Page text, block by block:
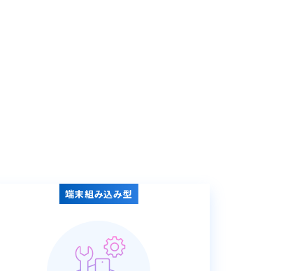
端末組み込み型